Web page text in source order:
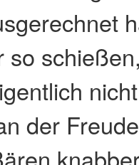
so
der